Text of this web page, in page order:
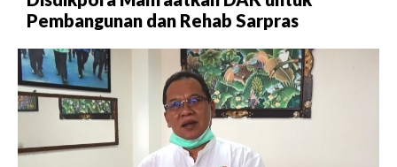
Pembangunan dan Rehab Sarpras